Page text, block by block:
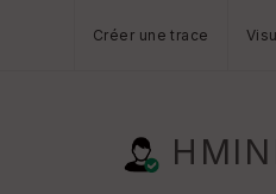
Créer une trace